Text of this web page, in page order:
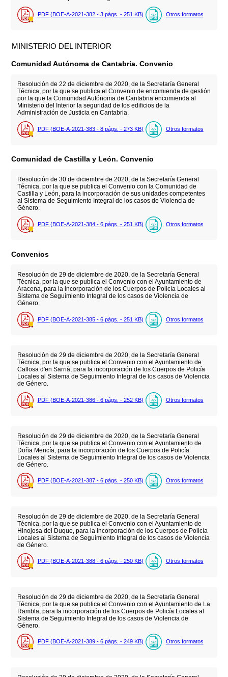
PDF (BOE-A-2021-382 - 3 págs. - 251 KB) Otros formatos
MINISTERIO DEL INTERIOR
Comunidad Autónoma de Cantabria. Convenio
Resolución de 22 de diciembre de 2020, de la Secretaría General
Técnica, por la que se publica el Convenio de encomienda de gestión
por la que la Comunidad Autónoma de Cantabria encomienda al
Ministerio del Interior la seguridad de los edificios de la
Administración de Justicia en Cantabria.
PDF (BOE-A-2021-383 - 8 págs. - 273 KB) Otros formatos
Comunidad de Castilla y León. Convenio
Resolución de 30 de diciembre de 2020, de la Secretaría General
Técnica, por la que se publica el Convenio con la Comunidad de
Castilla y León, para la incorporación de sus unidades competentes
al Sistema de Seguimiento Integral de los casos de Violencia de
Género.
PDF (BOE-A-2021-384 - 6 págs. - 251 KB) Otros formatos
Convenios
Resolución de 29 de diciembre de 2020, de la Secretaría General
Técnica, por la que se publica el Convenio con el Ayuntamiento de
Aracena, para la incorporación de los Cuerpos de Policía Locales al
Sistema de Seguimiento Integral de los casos de Violencia de
Género.
PDF (BOE-A-2021-385 - 6 págs. - 251 KB) Otros formatos
Resolución de 29 de diciembre de 2020, de la Secretaría General
Técnica, por la que se publica el Convenio con el Ayuntamiento de
Callosa d'en Sarrià, para la incorporación de los Cuerpos de Policía
Locales al Sistema de Seguimiento Integral de los casos de Violencia
de Género.
PDF (BOE-A-2021-386 - 6 págs. - 252 KB) Otros formatos
Resolución de 29 de diciembre de 2020, de la Secretaría General
Técnica, por la que se publica el Convenio con el Ayuntamiento de
Doña Mencía, para la incorporación de los Cuerpos de Policía
Locales al Sistema de Seguimiento Integral de los casos de Violencia
de Género.
PDF (BOE-A-2021-387 - 6 págs. - 250 KB) Otros formatos
Resolución de 29 de diciembre de 2020, de la Secretaría General
Técnica, por la que se publica el Convenio con el Ayuntamiento de
Hinojosa del Duque, para la incorporación de los Cuerpos de Policía
Locales al Sistema de Seguimiento Integral de los casos de Violencia
de Género.
PDF (BOE-A-2021-388 - 6 págs. - 250 KB) Otros formatos
Resolución de 29 de diciembre de 2020, de la Secretaría General
Técnica, por la que se publica el Convenio con el Ayuntamiento de La
Rambla, para la incorporación de los Cuerpos de Policía Locales al
Sistema de Seguimiento Integral de los casos de Violencia de
Género.
PDF (BOE-A-2021-389 - 6 págs. - 249 KB) Otros formatos